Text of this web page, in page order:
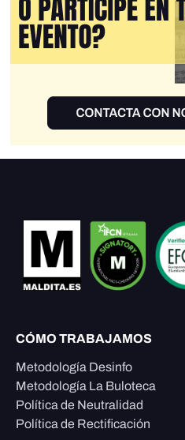
CÓMO TRABAJAMOS
Metodología Desinfo
Metodología La Buloteca
Política de Neutralidad
Política de Rectificación